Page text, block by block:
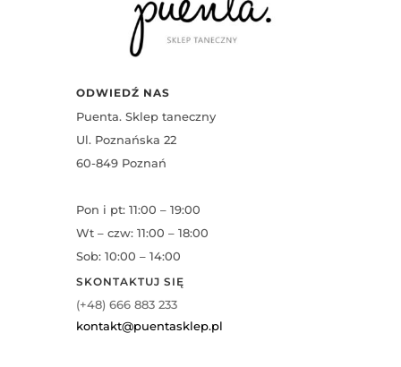
ODWIEDŹ NAS
Puenta. Sklep taneczny
Ul. Poznańska 22
60-849 Poznań
Pon i pt: 11:00 – 19:00
Wt – czw: 11:00 – 18:00
Sob: 10:00 – 14:00
SKONTAKTUJ SIĘ
(+48) 666 883 233
kontakt@puentasklep.pl